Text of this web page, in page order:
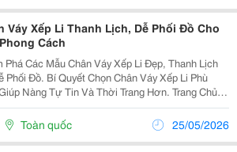
Váy Xếp Li Thanh Lịch, Dễ Phối Đồ Cho
Cách
Phá Các Mẫu Chân Váy Xếp Li Đẹp, Thanh Lịch
Phối Đồ. Bí Quyết Chọn Chân Váy Xếp Li Phù
Nàng Tự Tin Và Thời Trang Hơn. Trang Chủ -
Li Là Item Thời Trang Được
Chị Em Yêu Thích Nhờ Thiết Kế Nữ Tính,...
Toàn quốc 25/05/2026